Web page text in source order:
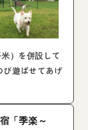
）を併設して
び遊ばせてあげ
「季楽～